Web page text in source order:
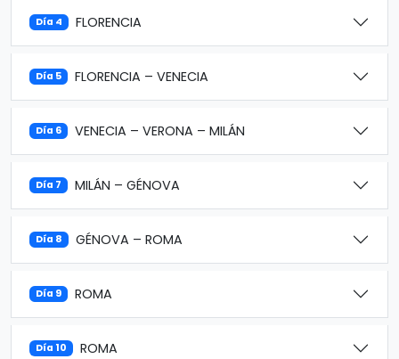
Día 4 FLORENCIA
Día 5 FLORENCIA – VENECIA
Día 6 VENECIA – VERONA – MILÁN
Día 7 MILÁN – GÉNOVA
Día 8 GÉNOVA – ROMA
Día 9 ROMA
Día 10 ROMA